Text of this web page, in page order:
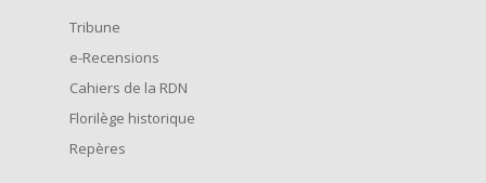
Tribune
e-Recensions
Cahiers de la RDN
Florilège historique
Repères